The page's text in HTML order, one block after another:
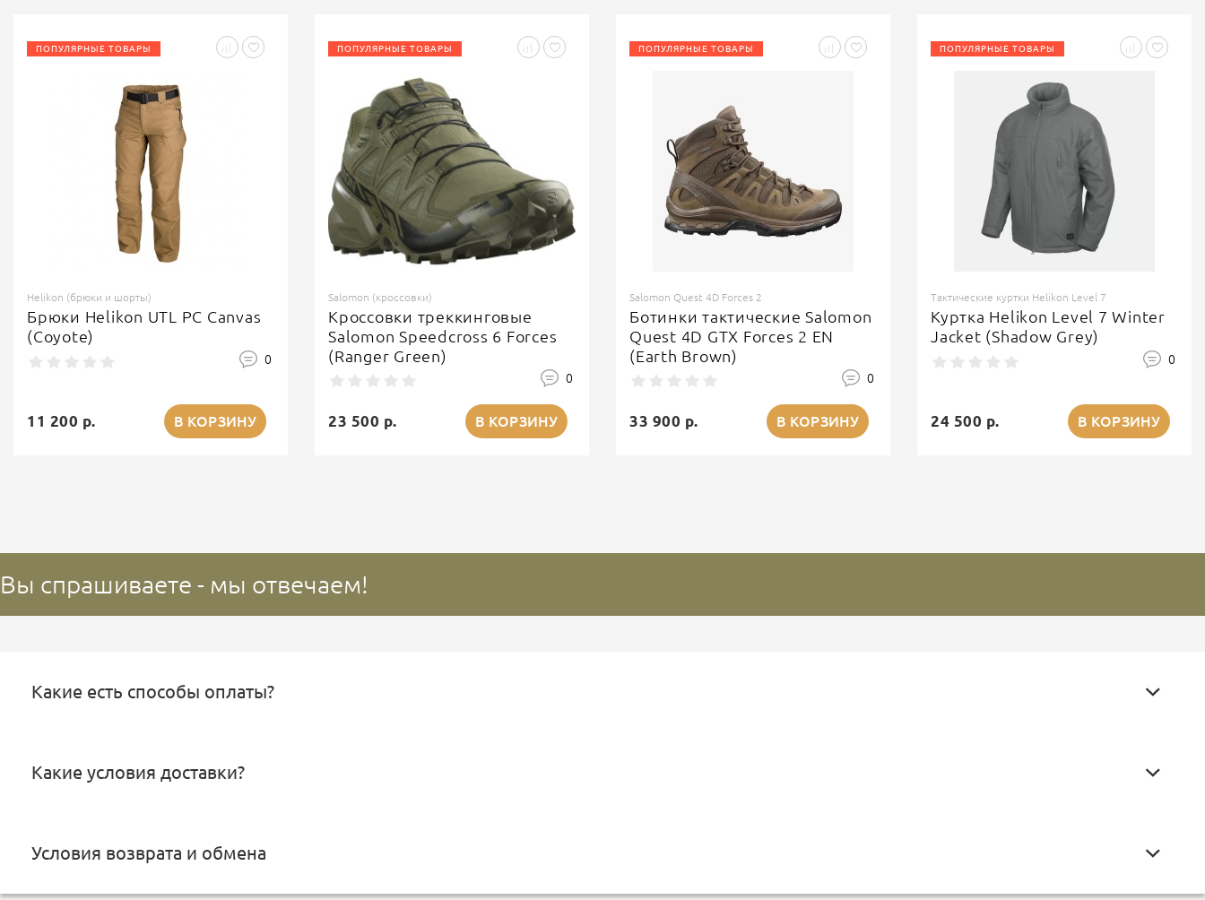
ПОПУЛЯРНЫЕ ТОВАРЫ
Helikon (брюки и шорты)
Брюки Helikon UTL PC Canvas
(Coyote)
0
11 200 р. В КОРЗИНУ
ПОПУЛЯРНЫЕ ТОВАРЫ
Salomon (кроссовки)
Кроссовки треккинговые
Salomon Speedcross 6 Forces
(Ranger Green)
0
23 500 р. В КОРЗИНУ
ПОПУЛЯРНЫЕ ТОВАРЫ
Salomon Quest 4D Forces 2
Ботинки тактические Salomon
Quest 4D GTX Forces 2 EN
(Earth Brown)
0
33 900 р. В КОРЗИНУ
ПОПУЛЯРНЫЕ ТОВАРЫ
Тактические куртки Helikon Level 7
Куртка Helikon Level 7 Winter
Jacket (Shadow Grey)
0
24 500 р. В КОРЗИНУ
Вы спрашиваете - мы отвечаем!
Какие есть способы оплаты?
Какие условия доставки?
Условия возврата и обмена